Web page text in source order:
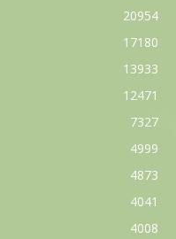
20954
17180
13933
12471
7327
4999
4873
4041
4008